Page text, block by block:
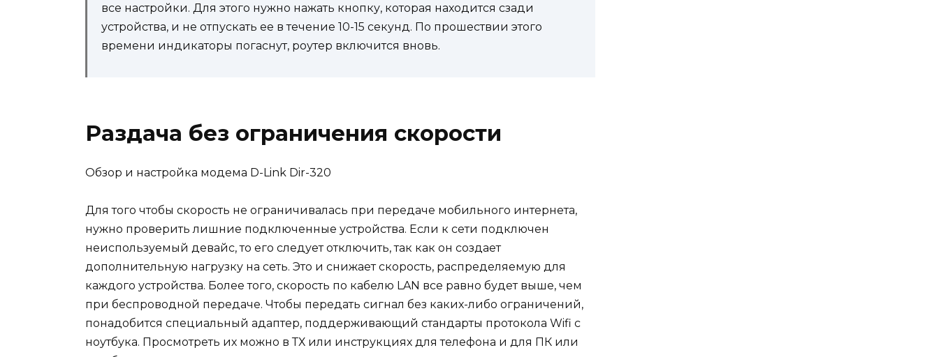
все настройки. Для этого нужно нажать кнопку, которая находится сзади
устройства, и не отпускать ее в течение 10-15 секунд. По прошествии этого
времени индикаторы погаснут, роутер включится вновь.
Раздача без ограничения скорости
Обзор и настройка модема D-Link Dir-320
Для того чтобы скорость не ограничивалась при передаче мобильного интернета,
нужно проверить лишние подключенные устройства. Если к сети подключен
неиспользуемый девайс, то его следует отключить, так как он создает
дополнительную нагрузку на сеть. Это и снижает скорость, распределяемую для
каждого устройства. Более того, скорость по кабелю LAN все равно будет выше, чем
при беспроводной передаче. Чтобы передать сигнал без каких-либо ограничений,
понадобится специальный адаптер, поддерживающий стандарты протокола Wifi с
ноутбука. Просмотреть их можно в ТХ или инструкциях для телефона и для ПК или